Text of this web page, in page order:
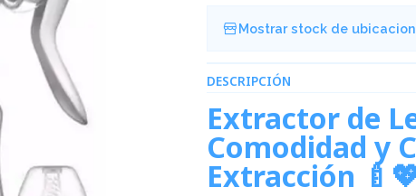
Mostrar stock de
DESCRIPCIÓN
Extractor de
Comodidad y
Extracción